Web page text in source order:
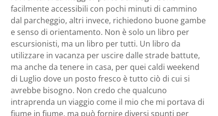
facilmente accessibili con pochi minuti di cammino
dal parcheggio, altri invece, richiedono buone gambe
e senso di orientamento. Non è solo un libro per
escursionisti, ma un libro per tutti. Un libro da
utilizzare in vacanza per uscire dalle strade battute,
ma anche da tenere in casa, per quei caldi weekend
di Luglio dove un posto fresco è tutto ciò di cui si
avrebbe bisogno. Non credo che qualcuno
intraprenda un viaggio come il mio che mi portava di
fiume in fiume, ma può fornire diversi spunti per